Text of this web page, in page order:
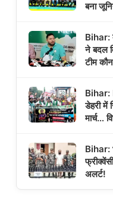
बना
Bihar:
ने बदल
टीम
Bihar:
डेहरी में
मार्च…
Bihar:
अलर्ट!